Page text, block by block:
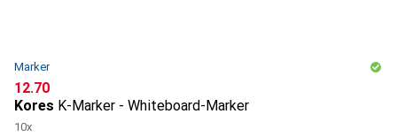
Marker
CHF
12.70
Kores K-Marker - Whiteboard-Marker
10x